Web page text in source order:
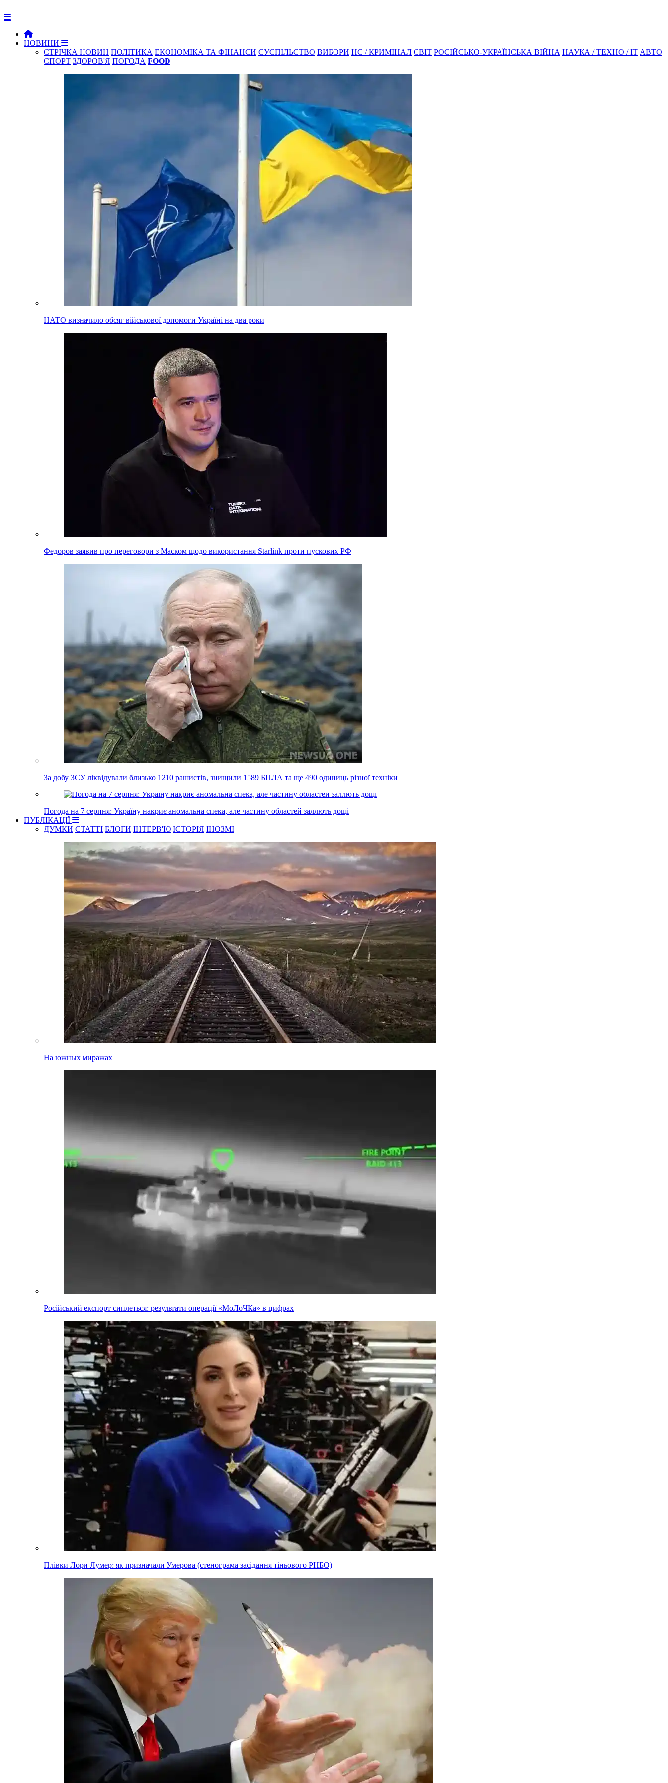
НОВИНИ
СТРІЧКА НОВИН ПОЛІТИКА ЕКОНОМІКА ТА ФІНАНСИ СУСПІЛЬСТВО ВИБОРИ НС / КРИМІНАЛ СВІТ РОСІЙСЬКО-УКРАЇНСЬКА ВІЙНА НАУКА / ТЕХНО / IT АВТО
СПОРТ ЗДОРОВ'Я ПОГОДА FOOD
НАТО визначило обсяг військової допомоги Україні на два роки
Федоров заявив про переговори з Маском щодо використання Starlink проти пускових РФ
За добу ЗСУ ліквідували близько 1210 рашистів, знищили 1589 БПЛА та ще 490 одиниць різної техніки
Погода на 7 серпня: Україну накриє аномальна спека, але частину областей заллють дощі
ПУБЛІКАЦІЇ
ДУМКИ СТАТТІ БЛОГИ ІНТЕРВ'Ю ІСТОРІЯ ІНОЗМІ
На южных миражах
Російський експорт сиплеться: результати операції «МоЛоЧКа» в цифрах
Плівки Лори Лумер: як призначали Умерова (стенограма засідання тіньового РНБО)